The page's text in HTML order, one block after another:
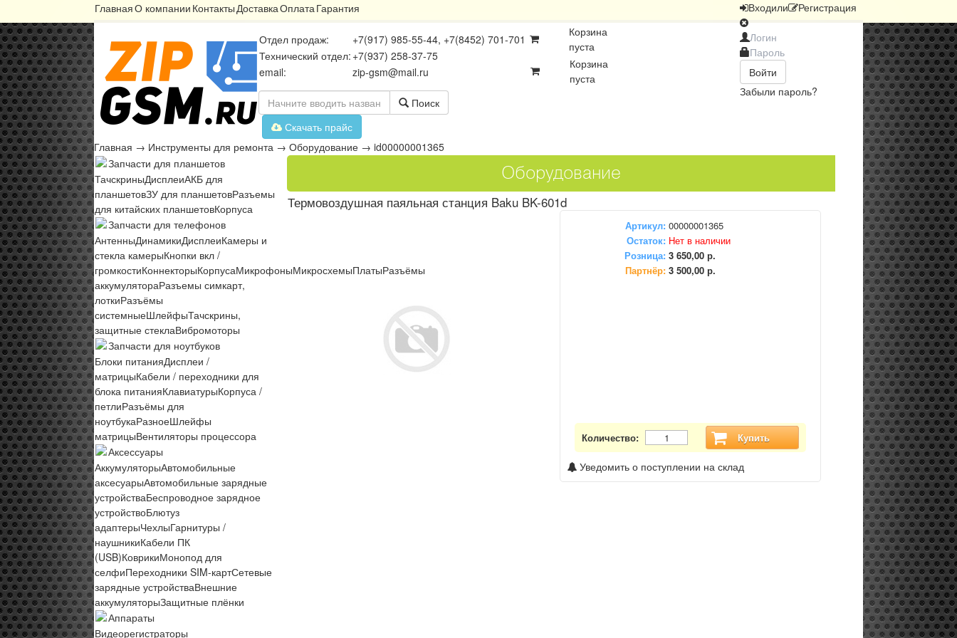
ГлавнаяО компании КонтактыДоставкаОплатаГарантия Входили Регистрация
Войти
Забыли пароль?
Отдел продаж:
+7(917) 985-55-44, +7(8452) 701-701
Технический отдел: +7(937) 258-37-75
email:
zip-gsm@mail.ru
Корзина
пуста
Корзина
пуста
Поиск
Скачать прайс
Главная → Инструменты для ремонта → Оборудование → id00000001365
Запчасти для планшетов
ТачскриныДисплеиАКБ для
планшетовЗУ для планшетовРазъемы
для китайских планшетовКорпуса
Запчасти для телефонов
АнтенныДинамикиДисплеиКамеры и
стекла камерыКнопки вкл /
громкостиКоннекторыКорпусаМикрофоныМикросхемыПлатыРазъёмы
аккумулятораРазъемы симкарт,
лоткиРазъёмы
системныеШлейфыТачскрины,
защитные стеклаВибромоторы
Запчасти для ноутбуков
Блоки питанияДисплеи /
матрицыКабели / переходники для
блока питанияКлавиатурыКорпуса /
петлиРазъёмы для
ноутбукаРазноеШлейфы
матрицыВентиляторы процессора
Аксессуары
АккумуляторыАвтомобильные
аксесуарыАвтомобильные зарядные
устройстваБеспроводное зарядное
устройствоБлютуз
адаптерыЧехлыГарнитуры /
наушникиКабели ПК
(USB)КоврикиМонопод для
селфиПереходники SIM-картСетевые
зарядные устройстваВнешние
аккумуляторыЗащитные плёнки
Аппараты
Видеорегистраторы
Оборудование
Термовоздушная паяльная станция Baku BK-601d
Артикул: 00000001365
Остаток: Нет в наличии
Розница: 3 650,00 р.
Партнёр: 3 500,00 р.
Количество: Купить
Уведомить о поступлении на склад